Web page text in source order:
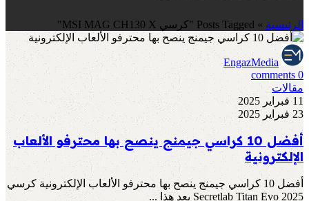
الرئيسية » Posts Tagged "كرسي MSI MAG CH130 X"
EngazMedia
0
comments
مقالات
11 فبراير 2025
23 فبراير 2025
أفضل 10 كراسي جيمنج ينصح بها محترفو الألعاب
الإلكترونية
أفضل 10 كراسي جيمنج ينصح بها محترفو الألعاب الإلكترونية كرسي
Secretlab Titan Evo 2025 يعد هذا ...